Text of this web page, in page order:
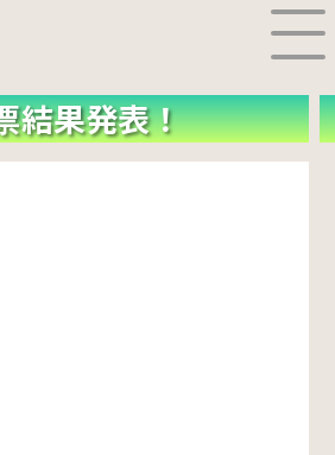
結果発表！